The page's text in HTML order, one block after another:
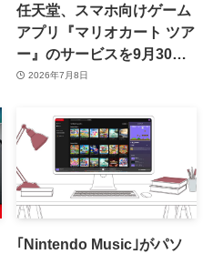
任天堂、スマホ向けゲーム
アプリ『マリオカート ツア
ー』のサービスを9月30日
で終了へ
2026年7月8日
｢Nintendo Music｣がパソ